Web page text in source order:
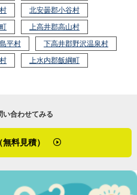
北安曇郡小谷村
上高井郡高山村
平村
下高井郡野沢温泉村
上水内郡飯綱町
い合わせてみる
料見積）